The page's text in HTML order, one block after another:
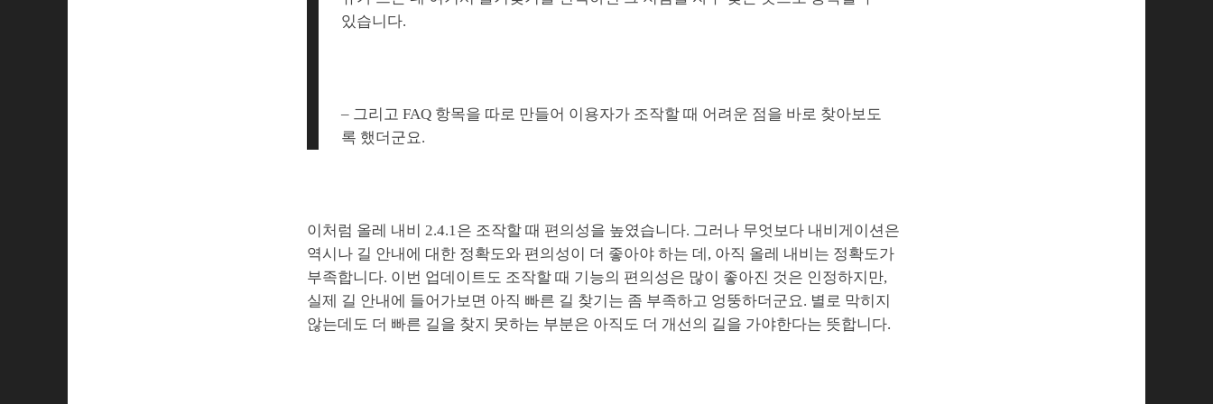
있습니다.
– 그리고 FAQ 항목을 따로 만들어 이용자가 조작할 때 어려운 점을 바로 찾아보도
록 했더군요.
이처럼 올레 내비 2.4.1은 조작할 때 편의성을 높였습니다. 그러나 무엇보다 내비게이션은
역시나 길 안내에 대한 정확도와 편의성이 더 좋아야 하는 데, 아직 올레 내비는 정확도가
부족합니다. 이번 업데이트도 조작할 때 기능의 편의성은 많이 좋아진 것은 인정하지만,
실제 길 안내에 들어가보면 아직 빠른 길 찾기는 좀 부족하고 엉뚱하더군요. 별로 막히지
않는데도 더 빠른 길을 찾지 못하는 부분은 아직도 더 개선의 길을 가야한다는 뜻합니다.